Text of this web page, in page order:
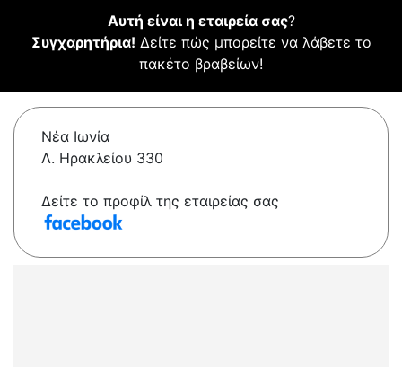
Αυτή είναι η εταιρεία σας?
Συγχαρητήρια! Δείτε πώς μπορείτε να λάβετε το
πακέτο βραβείων!
Νέα Ιωνία
Λ. Ηρακλείου 330
Δείτε το προφίλ της εταιρείας σας